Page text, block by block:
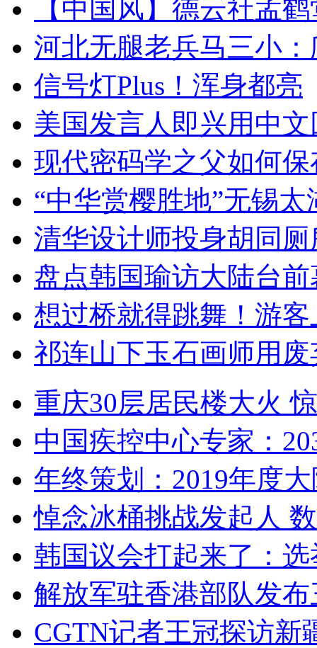
【中国风】德云社孟
河北无腿老兵马三小
信号灯Plus！浑身都亮
美国发言人即兴用中
现代密码学之父如何
“中华赏樱胜地”无锡
清华设计师投身胡同
盘点韩国瑜访大陆台
想过桥就得跳舞！游客
祁连山下玉石画师用
重庆30层居民楼大火
中国疾控中心专家：
年终策划：2019年度
悼念冰桶挑战发起人
韩国议会打起来了：
解放军驻香港部队发
CGTN记者王冠探访新